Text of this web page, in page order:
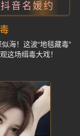
抖音名媛约
海！这波“地毯藏毒”
这场缉毒大戏！